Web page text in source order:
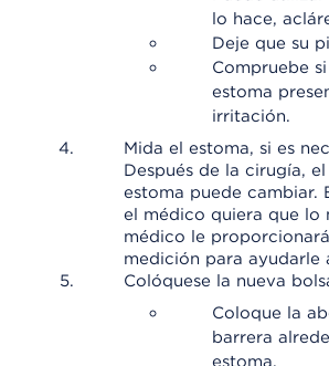
lo hace,
Deje que su
Compruebe
estoma
irritación.
Mida el estoma, si es
Después de la cirugía,
estoma puede cambiar.
el médico quiera que lo
médico le
medición para ayudarle
Colóquese la nueva
Coloque la
barrera
estoma.